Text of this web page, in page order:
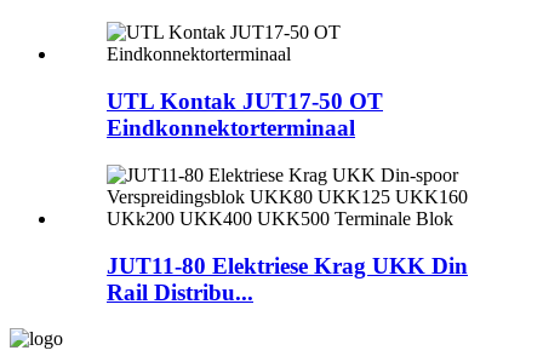
UTL Kontak JUT17-50 OT
Eindkonnektorterminaal
JUT11-80 Elektriese Krag UKK Din
Rail Distribu...